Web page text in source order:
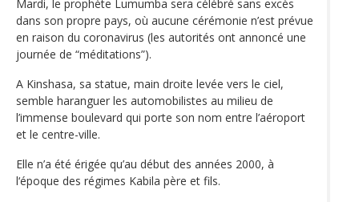
Mardi, le prophète Lumumba sera célébré sans excès
dans son propre pays, où aucune cérémonie n’est prévue
en raison du coronavirus (les autorités ont annoncé une
journée de “méditations”).
A Kinshasa, sa statue, main droite levée vers le ciel,
semble haranguer les automobilistes au milieu de
l’immense boulevard qui porte son nom entre l’aéroport
et le centre-ville.
Elle n’a été érigée qu’au début des années 2000, à
l‘époque des régimes Kabila père et fils.